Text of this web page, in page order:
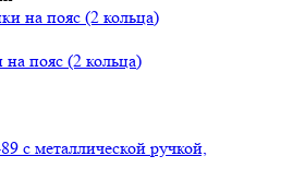
пояс (2 кольца)